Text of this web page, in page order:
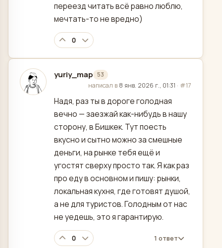
переезд читать всё равно люблю,
мечтать-то не вредно)
0
yuriy_map 53
отредактировано
написал в 8 янв. 2026 г., 01:31 · #17
Надя, раз ты в дороге голодная
вечно — заезжай как-нибудь в нашу
сторону, в Бишкек. Тут поесть
вкусно и сытно можно за смешные
деньги, на рынке тебя ещё и
угостят сверху просто так. Я как раз
про еду в основном и пишу: рынки,
локальная кухня, где готовят душой,
а не для туристов. Голодным от нас
не уедешь, это я гарантирую.
0 1 ответ